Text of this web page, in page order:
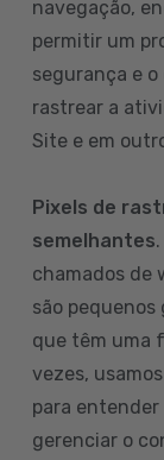
navegação,
permitir um
segurança e
rastrear a
Site e em
Pixels de
semelhantes
chamados de
são
que têm uma
vezes,
para
gerenciar o